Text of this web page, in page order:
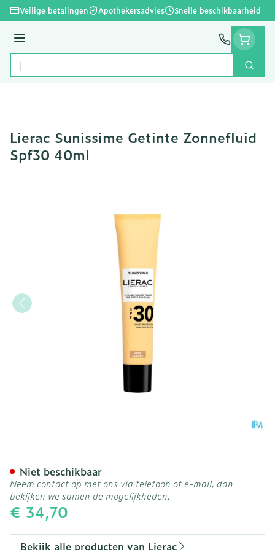
Ga naar de inhoud
Veilige betalingen Apothekersadvies Snelle beschikbaarheid
Menu
Product, merk, categorie...
Zoek
Lierac Sunissime Getinte Zonnefluid
Spf30 40ml
€ 34,70
Niet beschikbaar
Neem contact op met ons via telefoon of e-mail, dan
bekijken we samen de mogelijkheden.
Bekijk alle producten van Lierac